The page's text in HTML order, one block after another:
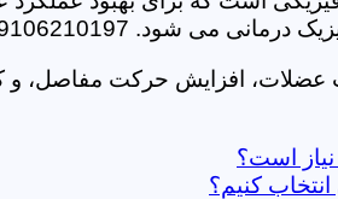
خانم دکتر دمیرچی
عضلات، افزایش حرکت مفاصل،
است؟
کنیم؟